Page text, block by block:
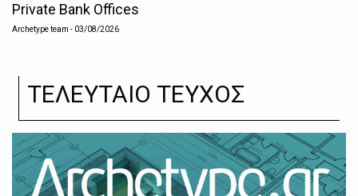
Private Bank Offices
Archetype team - 03/08/2026
ΤΕΛΕΥΤΑΙΟ ΤΕΥΧΟΣ